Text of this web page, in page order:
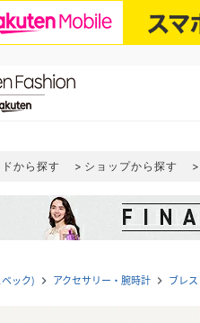
から探す ショップから探す
ベック) navigate_next アクセサリー・腕時計 navigate_next ブレ